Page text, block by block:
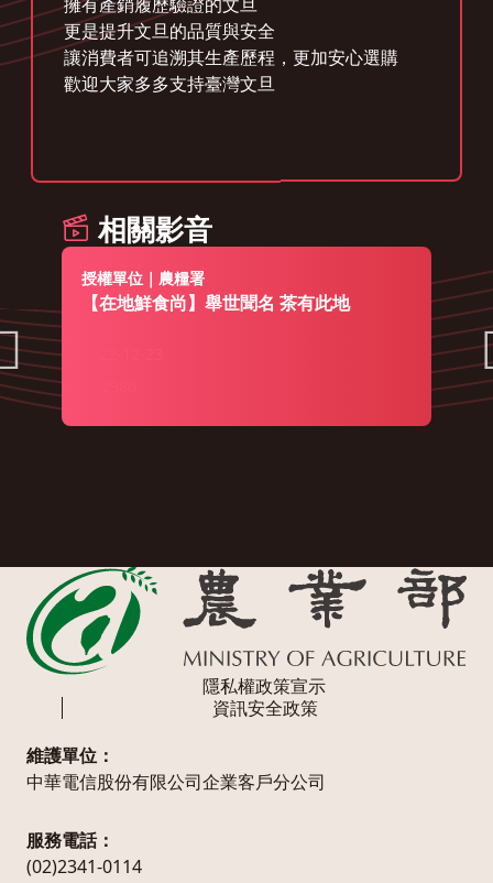
更是提升文旦的品質與安全
讓消費者可追溯其生產歷程，更加安心選購
歡迎大家多多支持臺灣文旦
相關影音
授權單位｜農糧署
【在地鮮食尚】舉世聞名 茶有此地
隱私權政策宣示
資訊安全政策
維護單位：
中華電信股份有限公司企業客戶分公司
服務電話：
(02)2341-0114